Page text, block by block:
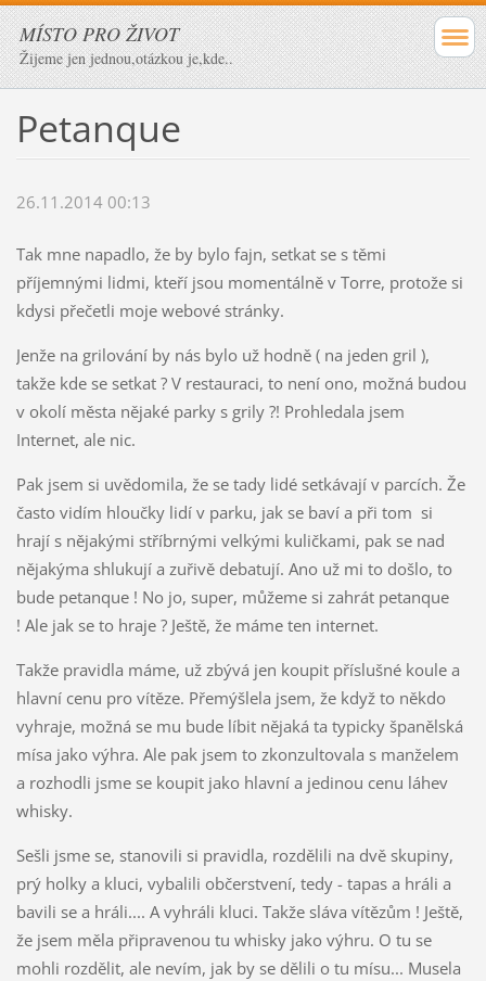
MÍSTO PRO ŽIVOT
Žijeme jen jednou,otázkou je,kde..
Petanque
26.11.2014 00:13
Tak mne napadlo, že by bylo fajn, setkat se s těmi
příjemnými lidmi, kteří jsou momentálně v Torre, protože si
kdysi přečetli moje webové stránky.
Jenže na grilování by nás bylo už hodně ( na jeden gril ),
takže kde se setkat ? V restauraci, to není ono, možná budou
v okolí města nějaké parky s grily ?! Prohledala jsem
Internet, ale nic.
Pak jsem si uvědomila, že se tady lidé setkávají v parcích. Že
často vidím hloučky lidí v parku, jak se baví a při tom si
hrají s nějakými stříbrnými velkými kuličkami, pak se nad
nějakýma shlukují a zuřivě debatují. Ano už mi to došlo, to
bude petanque ! No jo, super, můžeme si zahrát petanque
! Ale jak se to hraje ? Ještě, že máme ten internet.
Takže pravidla máme, už zbývá jen koupit příslušné koule a
hlavní cenu pro vítěze. Přemýšlela jsem, že když to někdo
vyhraje, možná se mu bude líbit nějaká ta typicky španělská
mísa jako výhra. Ale pak jsem to zkonzultovala s manželem
a rozhodli jsme se koupit jako hlavní a jedinou cenu láhev
whisky.
Sešli jsme se, stanovili si pravidla, rozdělili na dvě skupiny,
prý holky a kluci, vybalili občerstvení, tedy - tapas a hráli a
bavili se a hráli.... A vyhráli kluci. Takže sláva vítězům ! Ještě,
že jsem měla připravenou tu whisky jako výhru. O tu se
mohli rozdělit, ale nevím, jak by se dělili o tu mísu... Musela